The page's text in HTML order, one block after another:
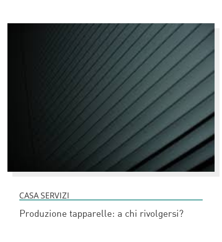
CASA SERVIZI
Produzione tapparelle: a chi rivolgersi?